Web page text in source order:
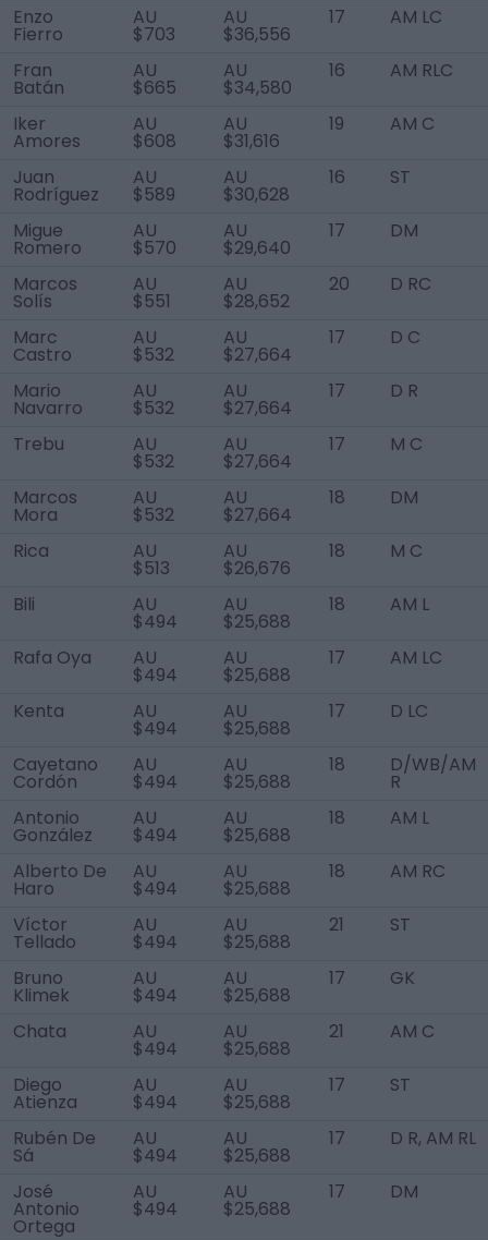
Enzo
Fierro
AU
$703
AU
$36,556
17 AM LC
Fran
Batán
AU
$665
AU
$34,580
16 AM RLC
Iker
Amores
AU
$608
AU
$31,616
19 AM C
Juan
Rodríguez
AU
$589
AU
$30,628
16 ST
Migue
Romero
AU
$570
AU
$29,640
17 DM
Marcos
Solís
AU
$551
AU
$28,652
20 D RC
Marc
Castro
AU
$532
AU
$27,664
17 D C
Mario
Navarro
AU
$532
AU
$27,664
17 D R
Trebu AU
$532
AU
$27,664
17 M C
Marcos
Mora
AU
$532
AU
$27,664
18 DM
Rica AU
$513
AU
$26,676
18 M C
Bili AU
$494
AU
$25,688
18 AM L
Rafa Oya AU
$494
AU
$25,688
17 AM LC
Kenta AU
$494
AU
$25,688
17 D LC
Cayetano
Cordón
AU
$494
AU
$25,688
18 D/WB/AM
R
Antonio
González
AU
$494
AU
$25,688
18 AM L
Alberto De
Haro
AU
$494
AU
$25,688
18 AM RC
Víctor
Tellado
AU
$494
AU
$25,688
21 ST
Bruno
Klimek
AU
$494
AU
$25,688
17 GK
Chata AU
$494
AU
$25,688
21 AM C
Diego
Atienza
AU
$494
AU
$25,688
17 ST
Rubén De
Sá
AU
$494
AU
$25,688
17 D R, AM RL
José
Antonio
Ortega
AU
$494
AU
$25,688
17 DM